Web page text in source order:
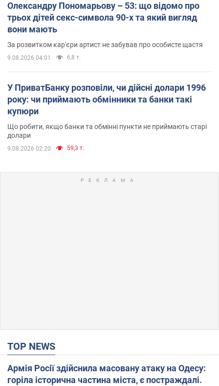
Олександру Пономарьову – 53: що відомо про
трьох дітей секс-символа 90-х та який вигляд
вони мають
За розвитком кар'єри артист не забував про особисте щастя
9.08.2026 04:01 6,8 т.
У ПриватБанку розповіли, чи дійсні долари 1996
року: чи приймають обмінники та банки такі
купюри
Що робити, якщо банки та обмінні пункти не приймають старі
долари
9.08.2026 02:20 59,3 т.
TOP NEWS
Армія Росії здійснила масовану атаку на Одесу:
горіла історична частина міста, є постраждалі.